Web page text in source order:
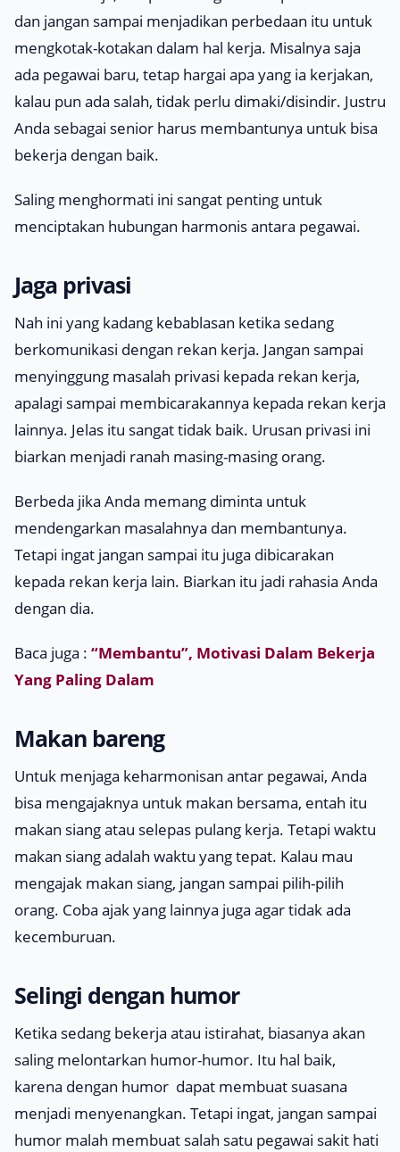
dan jangan sampai menjadikan perbedaan itu untuk
mengkotak-kotakan dalam hal kerja. Misalnya saja
ada pegawai baru, tetap hargai apa yang ia kerjakan,
kalau pun ada salah, tidak perlu dimaki/disindir. Justru
Anda sebagai senior harus membantunya untuk bisa
bekerja dengan baik.
Saling menghormati ini sangat penting untuk
menciptakan hubungan harmonis antara pegawai.
Jaga privasi
Nah ini yang kadang kebablasan ketika sedang
berkomunikasi dengan rekan kerja. Jangan sampai
menyinggung masalah privasi kepada rekan kerja,
apalagi sampai membicarakannya kepada rekan kerja
lainnya. Jelas itu sangat tidak baik. Urusan privasi ini
biarkan menjadi ranah masing-masing orang.
Berbeda jika Anda memang diminta untuk
mendengarkan masalahnya dan membantunya.
Tetapi ingat jangan sampai itu juga dibicarakan
kepada rekan kerja lain. Biarkan itu jadi rahasia Anda
dengan dia.
Baca juga : “Membantu”, Motivasi Dalam Bekerja
Yang Paling Dalam
Makan bareng
Untuk menjaga keharmonisan antar pegawai, Anda
bisa mengajaknya untuk makan bersama, entah itu
makan siang atau selepas pulang kerja. Tetapi waktu
makan siang adalah waktu yang tepat. Kalau mau
mengajak makan siang, jangan sampai pilih-pilih
orang. Coba ajak yang lainnya juga agar tidak ada
kecemburuan.
Selingi dengan humor
Ketika sedang bekerja atau istirahat, biasanya akan
saling melontarkan humor-humor. Itu hal baik,
karena dengan humor dapat membuat suasana
menjadi menyenangkan. Tetapi ingat, jangan sampai
humor malah membuat salah satu pegawai sakit hati